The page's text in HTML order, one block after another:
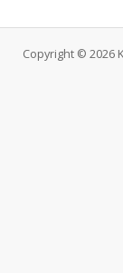
Copyright © 2026